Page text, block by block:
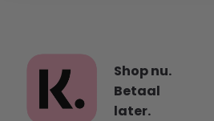
Shop nu.
Betaal
later.